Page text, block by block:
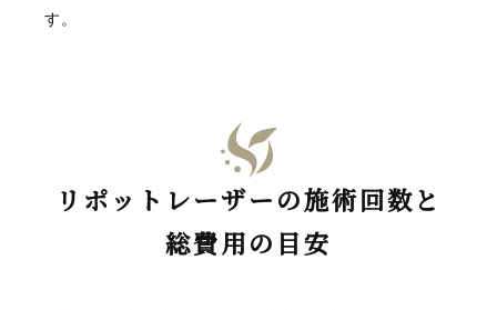
す。
リポットレーザーの施術回数と
総費用の目安